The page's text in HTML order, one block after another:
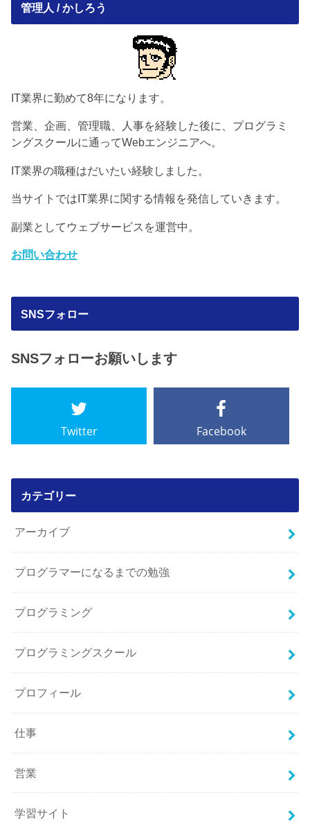
管理人 / かしろう
IT業界に勤めて8年になります。
営業、企画、管理職、人事を経験した後に、プログラミ
ングスクールに通ってWebエンジニアへ。
IT業界の職種はだいたい経験しました。
当サイトではIT業界に関する情報を発信していきます。
副業としてウェブサービスを運営中。
お問い合わせ
SNSフォロー
SNSフォローお願いします
Twitter Facebook
カテゴリー
アーカイブ
プログラマーになるまでの勉強
プログラミング
プログラミングスクール
プロフィール
仕事
営業
学習サイト